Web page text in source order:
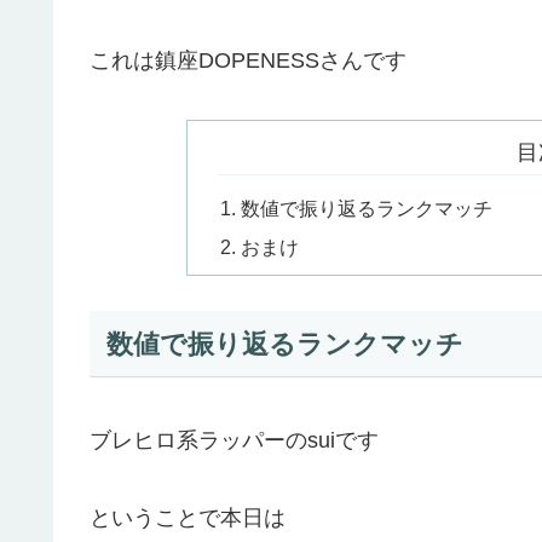
これは鎮座DOPENESSさんです
数値で振り返るランクマッチ
おまけ
数値で振り返るランクマッチ
ブレヒロ系ラッパーのsuiです
ということで本日は